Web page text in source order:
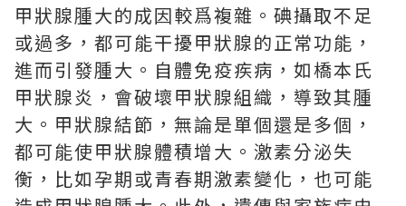
甲狀腺腫大的成因較爲複雜。碘攝取不足
或過多，都可能干擾甲狀腺的正常功能，
進而引發腫大。自體免疫疾病，如橋本氏
甲狀腺炎，會破壞甲狀腺組織，導致其腫
大。甲狀腺結節，無論是單個還是多個，
都可能使甲狀腺體積增大。激素分泌失
衡，比如孕期或青春期激素變化，也可能